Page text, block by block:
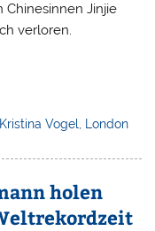
Chinesinnen Jinjie
verloren.
Kristina Vogel
London
holen